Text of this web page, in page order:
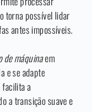
torna possível lidar
antes impossíveis.
de máquinaem
e se adapte
a
a transição suave e